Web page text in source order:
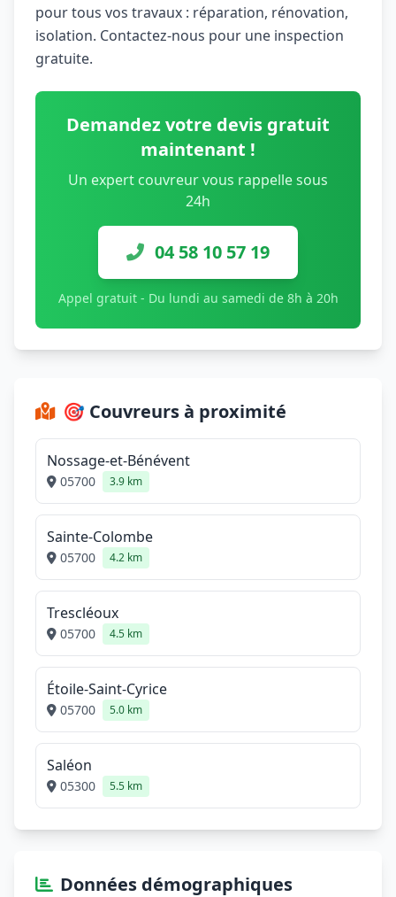
pour tous vos travaux : réparation, rénovation,
isolation. Contactez-nous pour une inspection
gratuite.
Demandez votre devis gratuit
maintenant !
Un expert couvreur vous rappelle sous
24h
04 58 10 57 19
Appel gratuit - Du lundi au samedi de 8h à 20h
🎯 Couvreurs à proximité
Nossage-et-Bénévent
05700 3.9 km
Sainte-Colombe
05700 4.2 km
Trescléoux
05700 4.5 km
Étoile-Saint-Cyrice
05700 5.0 km
Saléon
05300 5.5 km
Données démographiques